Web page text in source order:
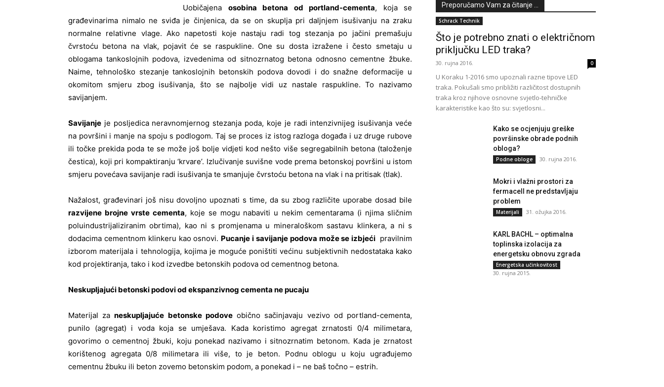
Uobičajena osobina betona od portland-cementa, koja se
građevinarima nimalo ne sviđa je činjenica, da se on skuplja pri daljnjem isušivanju na zraku
normalne relativne vlage. Ako napetosti koje nastaju radi tog stezanja po jačini premašuju
čvrstoću betona na vlak, pojavit će se raspukline. One su dosta izražene i često smetaju u
oblogama tankoslojnih podova, izvedenima od sitnozrnatog betona odnosno cementne žbuke.
Naime, tehnološko stezanje tankoslojnih betonskih podova dovodi i do snažne deformacije u
okomitom smjeru zbog isušivanja, što se najbolje vidi uz nastale raspukline. To nazivamo
savijanjem.
Savijanje je posljedica neravnomjernog stezanja poda, koje je radi intenzivnijeg isušivanja veće
na površini i manje na spoju s podlogom. Taj se proces iz istog razloga događa i uz druge rubove
ili točke prekida poda te se može još bolje vidjeti kod nešto više segregabilnih betona (taloženje
čestica), koji pri kompaktiranju ‘krvare’. Izlučivanje suvišne vode prema betonskoj površini u istom
smjeru povećava savijanje radi isušivanja te smanjuje čvrstoću betona na vlak i na pritisak (tlak).
Nažalost, građevinari još nisu dovoljno upoznati s time, da su zbog različite uporabe dosad bile
razvijene brojne vrste cementa, koje se mogu nabaviti u nekim cementarama (i njima sličnim
poluindustrijaliziranim obrtima), kao ni s promjenama u mineraloškom sastavu klinkera, a ni s
dodacima cementnom klinkeru kao osnovi. Pucanje i savijanje podova može se izbjeći pravilnim
izborom materijala i tehnologija, kojima je moguće poništiti većinu subjektivnih nedostataka kako
kod projektiranja, tako i kod izvedbe betonskih podova od cementnog betona.
Neskupljajući betonski podovi od ekspanzivnog cementa ne pucaju
Materijal zaneskupljajuće betonske podoveobično sačinjavaju vezivo od portland-cementa,
punilo (agregat) i voda koja se umješava. Kada koristimo agregat zrnatosti 0/4 milimetara,
govorimo o cementnoj žbuki, koju ponekad nazivamo i sitnozrnatim betonom. Kada je zrnatost
korištenog agregata 0/8 milimetara ili više, to je beton. Podnu oblogu u koju ugrađujemo
cementnu žbuku ili beton zovemo betonskim podom, a ponekad i – ne baš točno – estrih.
Preporučamo Vam za čitanje ...
Schrack Technik
Što je potrebno znati o električnom
priključku LED traka?
30. rujna 2016. 0
U Koraku 1-2016 smo upoznali razne tipove LED
traka. Pokušali smo približiti različitost dostupnih
traka kroz njihove osnovne svjetlo-tehničke
karakteristike kao što su: svjetlosni...
Kako se ocjenjuju greške
površinske obrade podnih
obloga?
Podne obloge 30. rujna 2016.
Mokri i vlažni prostori za
fermacell ne predstavljaju
problem
Materijali 31. ožujka 2016.
KARL BACHL – optimalna
toplinska izolacija za
energetsku obnovu zgrada
Energetska učinkovitost
30. rujna 2015.